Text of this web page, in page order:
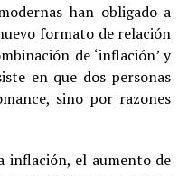
han obligado a
formato de relación
de ‘inflación’ y
en que dos personas
sino por razones
inflación, el aumento de